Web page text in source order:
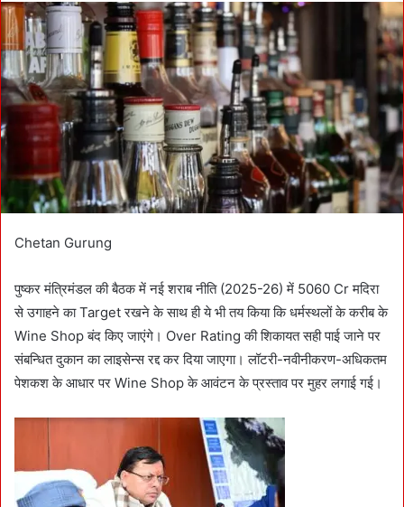
d
a
n
e
m
a
i
Chetan Gurung
पुष्कर मंत्रिमंडल की बैठक में नई शराब नीति (2025-26) में 5060 Cr मदिरा
से उगाहने का Target रखने के साथ ही ये भी तय किया कि धर्मस्थलों के करीब के
Wine Shop बंद किए जाएंगे। Over Rating की शिकायत सही पाई जाने पर
संबन्धित दुकान का लाइसेन्स रद्द कर दिया जाएगा। लॉटरी-नवीनीकरण-अधिकतम
पेशकश के आधार पर Wine Shop के आवंटन के प्रस्ताव पर मुहर लगाई गई।